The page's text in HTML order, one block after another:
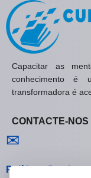
Capacitar as
conhecimento
transformadora é
CONTACTE-NOS
✉
Políticas Gerais